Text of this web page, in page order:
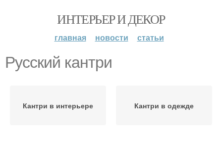
ИНТЕРЬЕР И ДЕКОР
главная новости статьи
Русский кантри
Кантри в интерьере Кантри в одежде